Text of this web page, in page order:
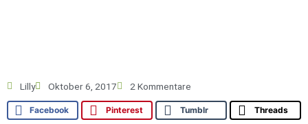
Lilly Oktober 6, 2017 2 Kommentare
Facebook Pinterest Tumblr Threads